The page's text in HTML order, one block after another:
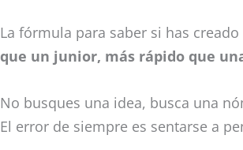
La fórmula para saber si has
que un junior, más rápido que
No busques una idea, busca una
El error de siempre es sentarse a